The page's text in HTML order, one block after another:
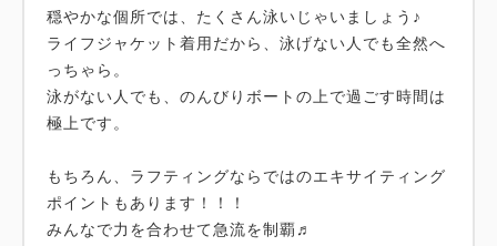
穏やかな個所では、たくさん泳いじゃいましょう♪
ライフジャケット着用だから、泳げない人でも全然へ
っちゃら。
泳がない人でも、のんびりボートの上で過ごす時間は
極上です。
もちろん、ラフティングならではのエキサイティング
ポイントもあります！！！
みんなで力を合わせて急流を制覇♬